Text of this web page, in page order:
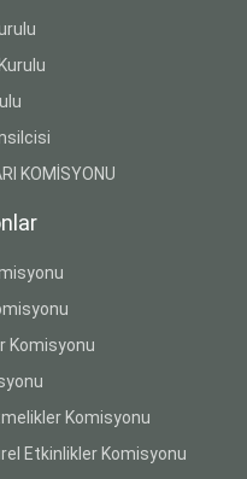
KOMİSYONU
Komisyonu
Komisyonu
Etkinlikler Komisyonu